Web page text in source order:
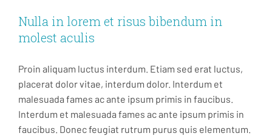
Nulla in lorem et risus bibendum in
molest aculis
Proin aliquam luctus interdum. Etiam sed erat luctus,
placerat dolor vitae, interdum dolor. Interdum et
malesuada fames ac ante ipsum primis in faucibus.
Interdum et malesuada fames ac ante ipsum primis in
faucibus. Donec feugiat rutrum purus quis elementum.